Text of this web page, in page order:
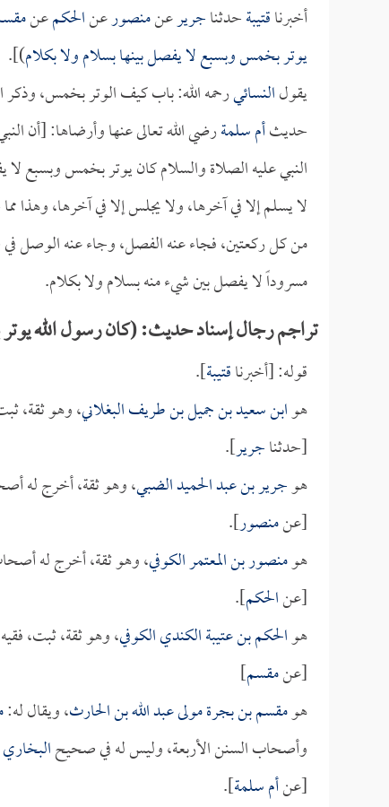
أخبرناقتيبةحدثناجريرعنمنصورعنالحكمعن
يوتر بخمس وبسبع لا يفصل بينها بسلام ولا بكلام)].
يقولالنسائيرحمه الله: باب كيف الوتر بخمس،
حديثأم سلمةرضي الله تعالى عنها وأرضاها: [أن
النبي عليه الصلاة والسلام كان يوتر بخمس وبسبع
لا يسلم إلا في آخرها، ولا يجلس إلا في آخرها، وهذا
من كل ركعتين، فجاء عنه الفصل، وجاء عنه الوصل في
مسروداً لا يفصل بين شيء منه بسلام ولا بكلام.
تراجم رجال إسناد حديث: (كان رسول الله
قوله: [أخبرناقتيبة].
هوابن سعيد بن جميل بن طريف البغلاني، وهو ثقة،
[حدثناجرير].
هوجرير بن عبد الحميد الضبي، وهو ثقة، أخرج له
[عنمنصور].
هومنصور بن المعتمر الكوفي، وهو ثقة، أخرج له
[عنالحكم].
هوالحكم بن عتيبة الكندي الكوفي، وهو ثقة، ثبت،
[عنمقسم]
هومقسم بن بجرة مولى عبد الله بن الحارث، ويقال له:
وأصحاب السنن الأربعة، وليس له في صحيحالبخاري
[عنأم سلمة].